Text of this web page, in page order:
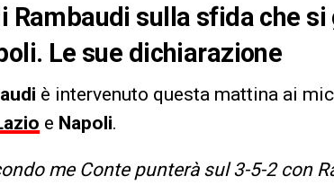
Rambaudi sulla sfida che
Le sue dichiarazione
è intervenuto questa mattina ai
e Napoli.
me Conte punterà sul 3-5-2 con